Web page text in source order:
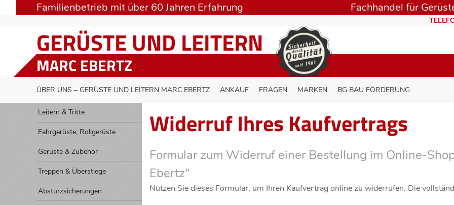
Familienbetrieb mit über 60 Jahren Erfahrung Fachhandel für
GERÜSTE UND LEITERN
MARC EBERTZ
ÜBER UNS – GERÜSTE UND LEITERN MARC EBERTZ ANKAUF FRAGEN MARKEN BG BAU FÖRDERUNG
Leitern & Tritte
Fahrgerüste, Rollgerüste
Gerüste & Zubehör
Treppen & Überstiege
Absturzsicherungen
Widerruf Ihres Kaufvertrags
Formular zum Widerruf einer Bestellung im Online-
Ebertz"
Nutzen Sie dieses Formular, um Ihren Kaufvertrag online zu widerrufen. Die